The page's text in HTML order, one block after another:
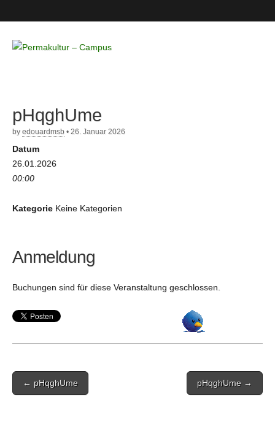
– Campus
pHqghUme
by edouardmsb • 26. Januar 2026
Datum
26.01.2026
00:00
Kategorie Keine Kategorien
Anmeldung
Buchungen sind für diese Veranstaltung geschlossen.
Post
navigation
← pHqghUme pHqghUme →